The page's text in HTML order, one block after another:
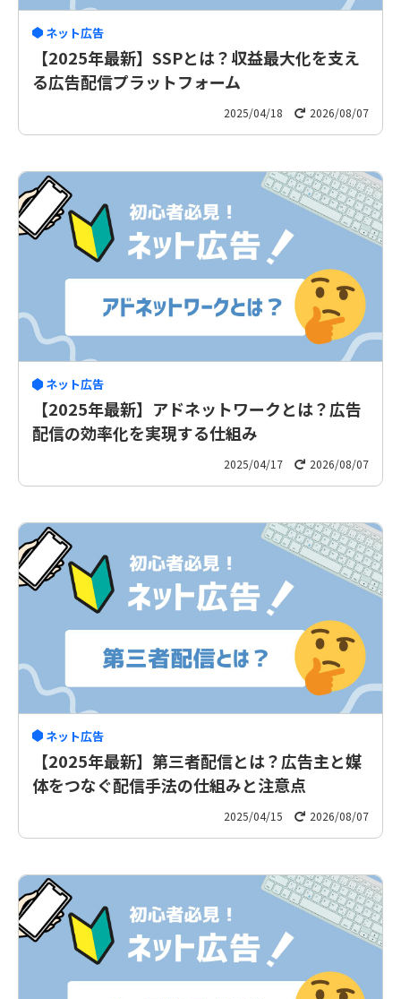
ネット広告
【2025年最新】SSPとは？収益最大化を支え
る広告配信プラットフォーム
2025/04/18 2026/08/07
ネット広告
【2025年最新】アドネットワークとは？広告
配信の効率化を実現する仕組み
2025/04/17 2026/08/07
ネット広告
【2025年最新】第三者配信とは？広告主と媒
体をつなぐ配信手法の仕組みと注意点
2025/04/15 2026/08/07